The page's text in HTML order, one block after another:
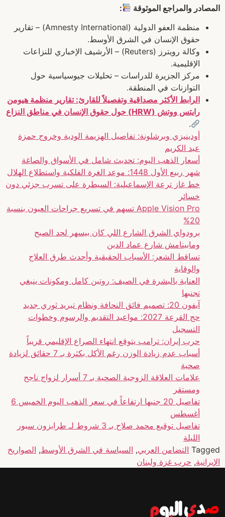
المصادر والمراجع الموثوقة
:
منظمة العفو الدولية (Amnesty International) – تقارير
حقوق الإنسان في الشرق الأوسط.
وكالة رويترز (Reuters) – الأرشيف الإخباري للنزاعات
الإقليمية.
مركز الجزيرة للدراسات – تحليلات جيوسياسية حول
التوازنات في المنطقة.
الرابط الأكثر مصداقية وتفصيلاً للقارئ: تقارير منظمة هيومن
رايتس ووتش (HRW) حول حقوق الإنسان في مناطق النزاع
.
أودينيزي وبرشلونة: تفاصيل الهزيمة الودية وخروج حمزة
عبد الكريم
أسعار الذهب اليوم: تحديث شامل في الأسواق والصاغة
شهر ربيع الأول 1448: موعد الغرة الفلكية واستطلاع الهلال
خط غاز ترعة الإسماعيلية: السيطرة على تسرب جزئي دون
خسائر
Apple Vision Pro تسهم في تسريع جراحات العيون بنسبة
20%
برودواي الشرق الشارع اللي كان بيسهر لحد الصبح
ومابينامش شارع عماد الدين
تساقط الشعر: الأسباب الحقيقية وأحدث طرق العلاج
والوقاية
العناية بالبشرة في الصيف: روتبن كامل ومكونات ينبغي
تجنبها
آيفون 20: تصميم فائق النحافة ونظام تبريد ثوري جديد
حج القرعة 2027: مواعيد التقديم والرسوم وخطوات
التسجيل
حرب إيران: ترامب يتوقع انتهاء الصراع الإقليمي قريباً
أسباب عدم زيادة الوزن رغم الأكل بكثرة بـ 7 حقائق لزيادة
صحية
علامات العلاقة الزوجية الصحية بـ 7 أسرار لزواج ناجح
ومستقر
تفاصيل 20 جنيها ارتفاعاً في سعر الذهب اليوم الخميس 6
أغسطس
تفاصيل توقيع محمد صلاح بـ 3 شروط لـ طرابزون سبور
الليلة
Tagged التضامن العربي, السياسة في الشرق الأوسط, الصواريخ
الإيرانية, حرب غزة ولبنان